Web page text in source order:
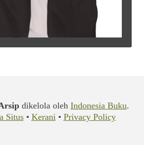
dikelola oleh Indonesia Buku.
Situs• Kerani• Privacy Policy